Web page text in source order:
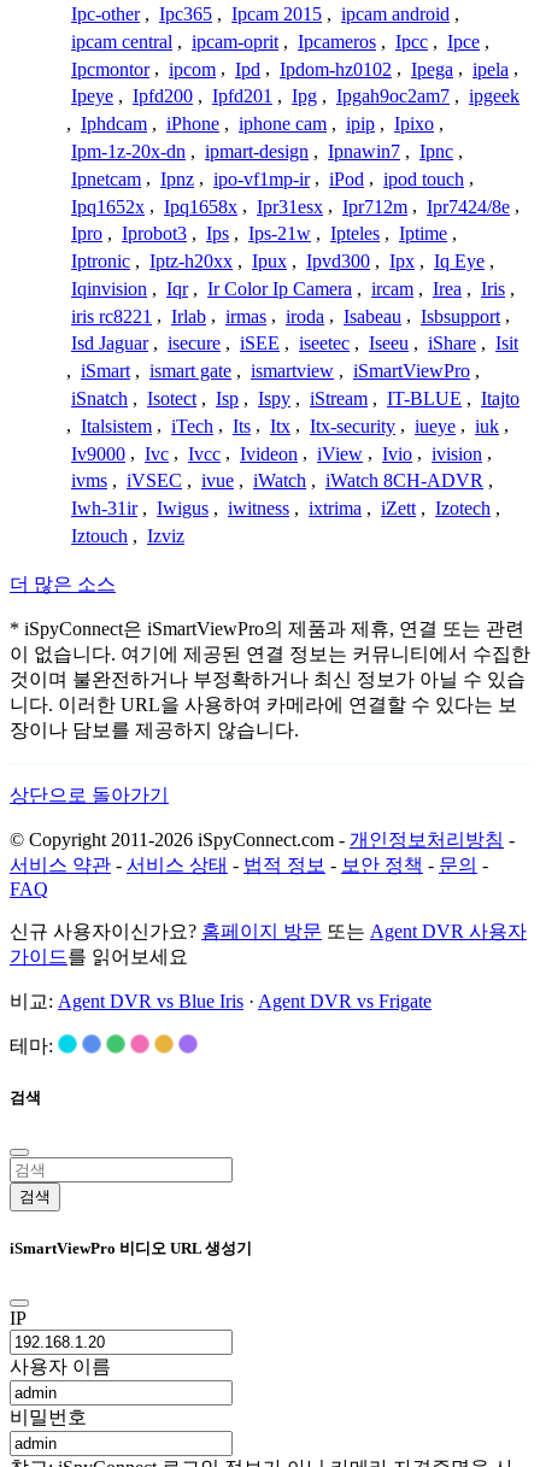
Ipc-other , Ipc365 , Ipcam 2015 , ipcam android ,
ipcam central , ipcam-oprit , Ipcameros , Ipcc , Ipce ,
Ipcmontor , ipcom , Ipd , Ipdom-hz0102 , Ipega , ipela ,
Ipeye , Ipfd200 , Ipfd201 , Ipg , Ipgah9oc2am7 , ipgeek
, Iphdcam , iPhone , iphone cam , ipip , Ipixo ,
Ipm-1z-20x-dn , ipmart-design , Ipnawin7 , Ipnc ,
Ipnetcam , Ipnz , ipo-vf1mp-ir , iPod , ipod touch ,
Ipq1652x , Ipq1658x , Ipr31esx , Ipr712m , Ipr7424/8e ,
Ipro , Iprobot3 , Ips , Ips-21w , Ipteles , Iptime ,
Iptronic , Iptz-h20xx , Ipux , Ipvd300 , Ipx , Iq Eye ,
Iqinvision , Iqr , Ir Color Ip Camera , ircam , Irea , Iris ,
iris rc8221 , Irlab , irmas , iroda , Isabeau , Isbsupport ,
Isd Jaguar , isecure , iSEE , iseetec , Iseeu , iShare , Isit
, iSmart , ismart gate , ismartview , iSmartViewPro ,
iSnatch , Isotect , Isp , Ispy , iStream , IT-BLUE , Itajto
, Italsistem , iTech , Its , Itx , Itx-security , iueye , iuk ,
Iv9000 , Ivc , Ivcc , Ivideon , iView , Ivio , ivision ,
ivms , iVSEC , ivue , iWatch , iWatch 8CH-ADVR ,
Iwh-31ir , Iwigus , iwitness , ixtrima , iZett , Izotech ,
Iztouch , Izviz
더 많은 소스
* iSpyConnect은 iSmartViewPro의 제품과 제휴, 연결 또는 관련
이 없습니다. 여기에 제공된 연결 정보는 커뮤니티에서 수집한
것이며 불완전하거나 부정확하거나 최신 정보가 아닐 수 있습
니다. 이러한 URL을 사용하여 카메라에 연결할 수 있다는 보
장이나 담보를 제공하지 않습니다.
상단으로 돌아가기
© Copyright 2011-2026 iSpyConnect.com - 개인정보처리방침 -
서비스 약관 - 서비스 상태 - 법적 정보 - 보안 정책 - 문의 -
FAQ
신규 사용자이신가요? 홈페이지 방문 또는 Agent DVR 사용자
가이드를 읽어보세요
비교: Agent DVR vs Blue Iris · Agent DVR vs Frigate
테마:
검색
검색
iSmartViewPro 비디오 URL 생성기
IP
사용자 이름
비밀번호